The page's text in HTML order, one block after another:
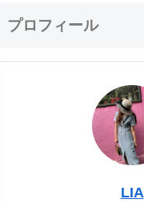
プロフィール
LIA